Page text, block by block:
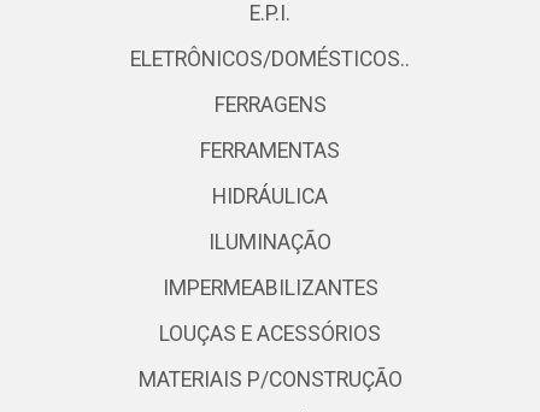
E.P.I.
ELETRÔNICOS/DOMÉSTICOS..
FERRAGENS
FERRAMENTAS
HIDRÁULICA
ILUMINAÇÃO
IMPERMEABILIZANTES
LOUÇAS E ACESSÓRIOS
MATERIAIS P/CONSTRUÇÃO